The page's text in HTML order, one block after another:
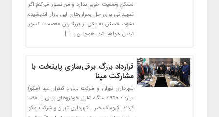
مسکن وضعیت خوبی ندارد و من تصور می‌کنم اگر
تمهیداتی برای حل بحران‌های این بازار اندیشیده
نشود، مسکن به یکی از بزرگترین معضلات کشور
تبدیل خواهد شد. همچنین با […]
قرارداد بزرگ برقی‌سازی پایتخت با
مشارکت مپنا
شهرداری تهران و شرکت برق و کنترل مپنا (مکو)
قرارداد ۹۵۰ دستگاه شارژر خودروهای برقی را امضا
کردند. کیوسک خبر ـ شهرداری تهران و شرکت مکو